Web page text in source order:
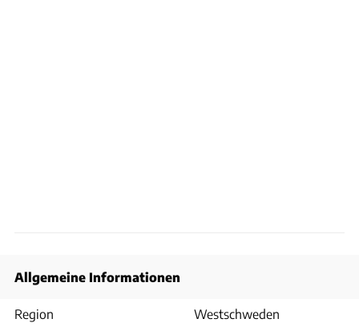
Allgemeine Informationen
Region
Westschweden